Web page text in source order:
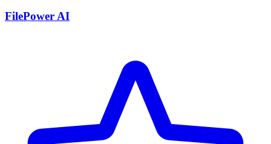
FilePower AI